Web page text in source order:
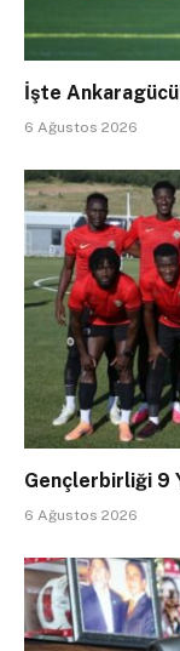
İşte
6 Ağustos 2026
Gençlerbirliği 9
6 Ağustos 2026